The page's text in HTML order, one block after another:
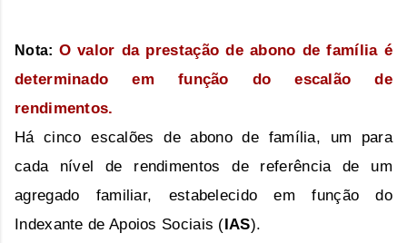
Nota: O valor da prestação de abono de família é
determinado em função do escalão de
rendimentos.
Há cinco escalões de abono de família, um para
cada nível de rendimentos de referência de um
agregado familiar, estabelecido em função do
Indexante de Apoios Sociais (IAS).